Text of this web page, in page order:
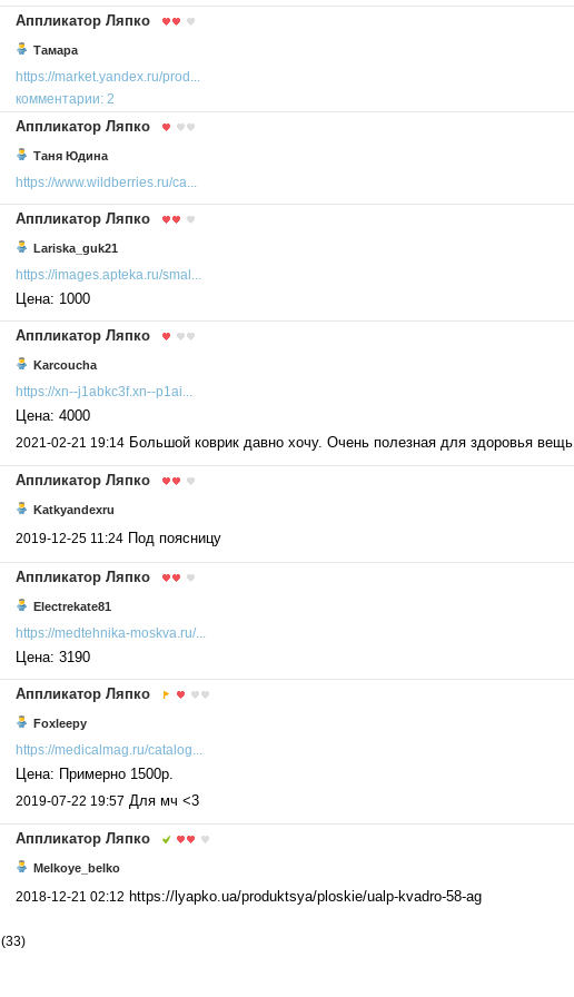
Аппликатор Ляпко
Тамара
https://market.yandex.ru/prod...
комментарии: 2
Аппликатор Ляпко
Таня Юдина
https://www.wildberries.ru/ca...
Аппликатор Ляпко
Lariska_guk21
https://images.apteka.ru/smal...
Цена: 1000
Аппликатор Ляпко
Karcoucha
https://xn--j1abkc3f.xn--p1ai...
Цена: 4000
2021-02-21 19:14 Большой коврик давно хочу. Очень полезная для здоровья вещь.
Аппликатор Ляпко
Katkyandexru
2019-12-25 11:24 Под поясницу
Аппликатор Ляпко
Electrekate81
https://medtehnika-moskva.ru/...
Цена: 3190
Аппликатор Ляпко
Foxleepy
https://medicalmag.ru/catalog...
Цена: Примерно 1500р.
2019-07-22 19:57 Для мч <3
Аппликатор Ляпко
Melkoye_belko
2018-12-21 02:12 https://lyapko.ua/produktsya/ploskie/ualp-kvadro-58-ag
(33)